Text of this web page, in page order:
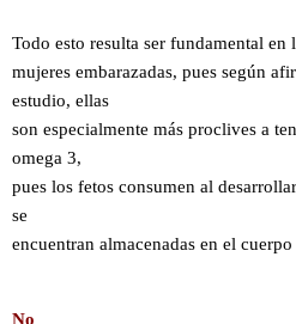
Todo esto resulta ser fundamental en
mujeres embarazadas, pues según
estudio, ellas
son especialmente más proclives a
omega 3,
pues los fetos consumen al
se
encuentran almacenadas en el
No